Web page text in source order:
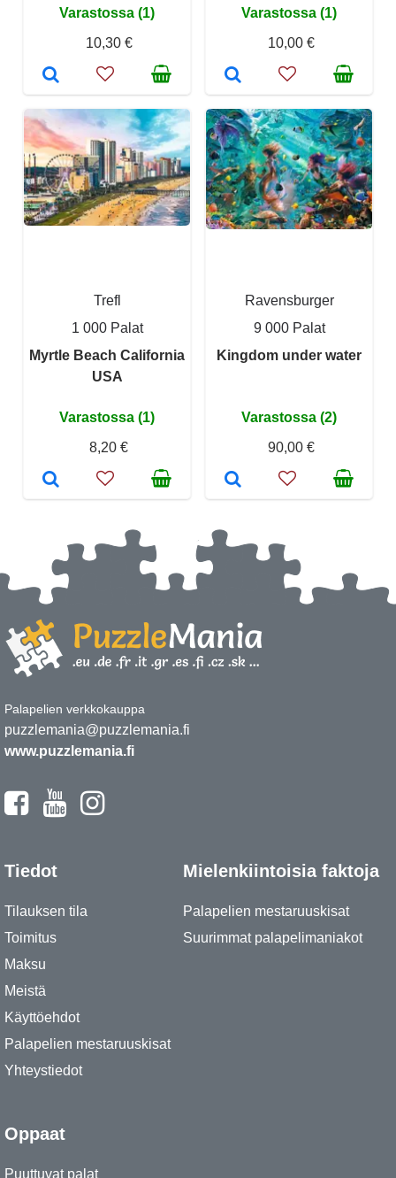
Varastossa (1)
10,30 €
Varastossa (1)
10,00 €
Trefl
1 000 Palat
Myrtle Beach California
USA
Varastossa (1)
8,20 €
Ravensburger
9 000 Palat
Kingdom under water
Varastossa (2)
90,00 €
Palapelien verkkokauppa
puzzlemania@puzzlemania.fi
www.puzzlemania.fi
Tiedot
Tilauksen tila
Toimitus
Maksu
Meistä
Käyttöehdot
Palapelien mestaruuskisat
Yhteystiedot
Mielenkiintoisia faktoja
Palapelien mestaruuskisat
Suurimmat palapelimaniakot
Oppaat
Puuttuvat palat